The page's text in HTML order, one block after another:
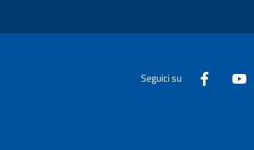
Seguici su